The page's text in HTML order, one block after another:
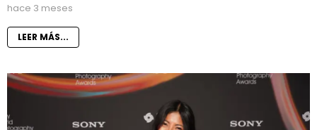
hace 3 meses
LEER MÁS...